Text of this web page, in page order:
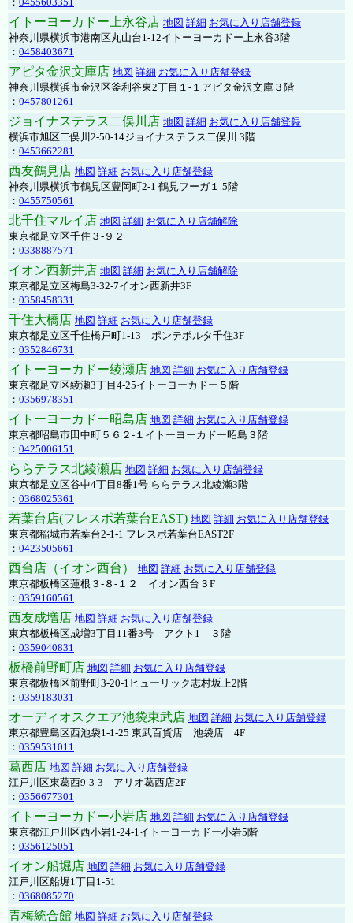
イトーヨーカドー上永谷店 地図 詳細 お気に入り店舗登録
神奈川県横浜市港南区丸山台1-12イトーヨーカドー上永谷3階
： 0458403671
アピタ金沢文庫店 地図 詳細 お気に入り店舗登録
神奈川県横浜市金沢区釜利谷東2丁目１-１アピタ金沢文庫３階
： 0457801261
ジョイナステラス二俣川店 地図 詳細 お気に入り店舗登録
横浜市旭区二俣川2-50-14ジョイナステラス二俣川 3階
： 0453662281
西友鶴見店 地図 詳細 お気に入り店舗登録
神奈川県横浜市鶴見区豊岡町2-1 鶴見フーガ１ 5階
： 0455750561
北千住マルイ店 地図 詳細 お気に入り店舗解除
東京都足立区千住３-９２
： 0338887571
イオン西新井店 地図 詳細 お気に入り店舗解除
東京都足立区梅島3-32-7イオン西新井3F
： 0358458331
千住大橋店 地図 詳細 お気に入り店舗登録
東京都足立区千住橋戸町1-13 ポンテポルタ千住3F
： 0352846731
イトーヨーカドー綾瀬店 地図 詳細 お気に入り店舗登録
東京都足立区綾瀬3丁目4-25イトーヨーカドー５階
： 0356978351
イトーヨーカドー昭島店 地図 詳細 お気に入り店舗登録
東京都昭島市田中町５６２-１イトーヨーカドー昭島３階
： 0425006151
ららテラス北綾瀬店 地図 詳細 お気に入り店舗登録
東京都足立区谷中4丁目8番1号 ららテラス北綾瀬3階
： 0368025361
若葉台店(フレスポ若葉台EAST) 地図 詳細 お気に入り店舗登録
東京都稲城市若葉台2-1-1 フレスポ若葉台EAST2F
： 0423505661
西台店（イオン西台） 地図 詳細 お気に入り店舗登録
東京都板橋区蓮根３-８-１２ イオン西台３F
： 0359160561
西友成増店 地図 詳細 お気に入り店舗登録
東京都板橋区成増3丁目11番3号 アクト1 ３階
： 0359040831
板橋前野町店 地図 詳細 お気に入り店舗登録
東京都板橋区前野町3-20-1ヒューリック志村坂上2階
： 0359183031
オーディオスクエア池袋東武店 地図 詳細 お気に入り店舗登録
東京都豊島区西池袋1-1-25 東武百貨店 池袋店 4F
： 0359531011
葛西店 地図 詳細 お気に入り店舗登録
江戸川区東葛西9-3-3 アリオ葛西店2F
： 0356677301
イトーヨーカドー小岩店 地図 詳細 お気に入り店舗登録
東京都江戸川区西小岩1-24-1イトーヨーカドー小岩5階
： 0356125051
イオン船堀店 地図 詳細 お気に入り店舗登録
江戸川区船堀1丁目1-51
： 0368085270
青梅統合館 地図 詳細 お気に入り店舗登録